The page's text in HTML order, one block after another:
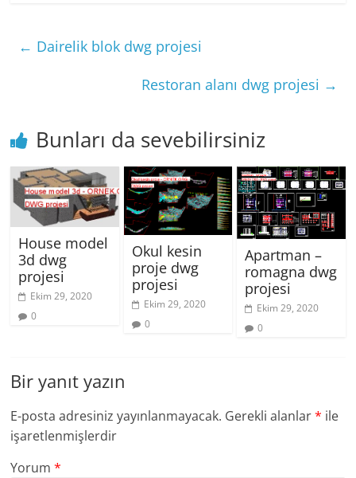
← Dairelik blok dwg projesi
Restoran alanı dwg projesi →
Bunları da sevebilirsiniz
House model
3d dwg
projesi
Ekim 29, 2020
0
Okul kesin
proje dwg
projesi
Ekim 29, 2020
0
Apartman –
romagna dwg
projesi
Ekim 29, 2020
0
Bir yanıt yazın
E-posta adresiniz yayınlanmayacak. Gerekli alanlar* ile
işaretlenmişlerdir
Yorum*